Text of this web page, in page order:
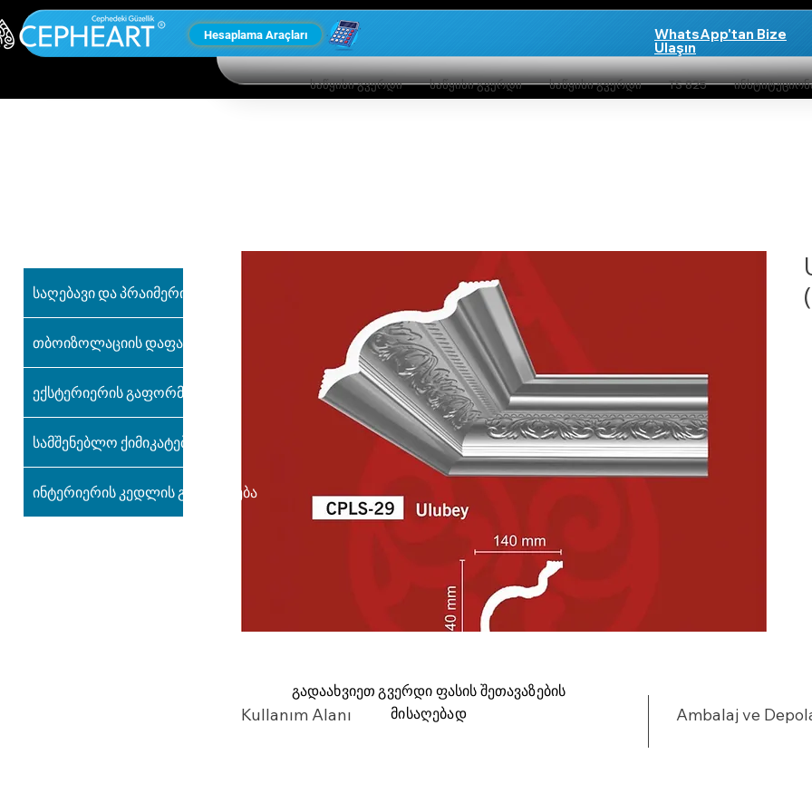
Hesaplama Araçları WhatsApp'tan Bize
Ulaşın
საწყისი გვერდი საწყისი გვერდი საწყისი გვერდი TS 825
Kullanım Alanı Ambalaj ve
გადაახვიეთ გვერდი ფასის შეთავაზების
მისაღებად
საღებავი და პრაიმერი
თბოიზოლაციის დაფა
ექსტერიერის გაფორმება
სამშენებლო ქიმიკატები
ინტერიერის კედლის გაფორმება